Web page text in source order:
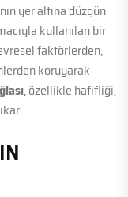
yer altına düzgün
kullanılan bir
faktörlerden,
koruyarak
, özellikle hafifliği,